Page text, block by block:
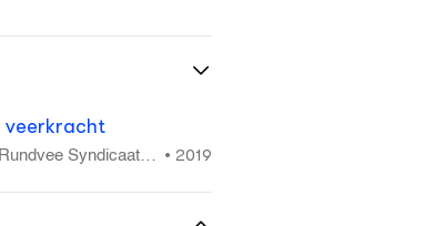
veerkracht
Syndicaat N
•2019